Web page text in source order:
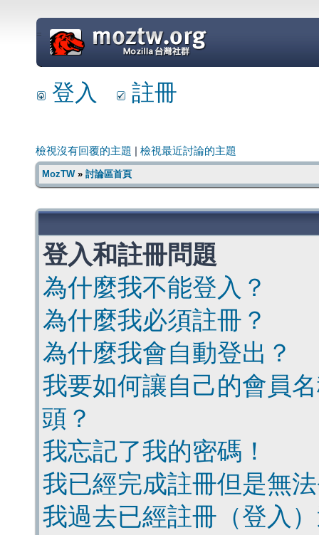
=
登入 註冊
檢視沒有回覆的主題 檢視最近討論的主題
MozTW» 討論區首頁
登入和註冊問題
為什麼我不能登入？
為什麼我必須註冊？
為什麼我會自動登出？
我要如何讓自己的會員
頭？
我忘記了我的密碼！
我已經完成註冊但是無
我過去已經註冊（登入